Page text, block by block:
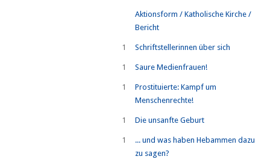
Aktionsform / Katholische Kirche /
Bericht
1 Schriftstellerinnen über sich
1 Saure Medienfrauen!
1
Prostituierte: Kampf um
Menschenrechte!
1 Die unsanfte Geburt
1
... und was haben Hebammen dazu
zu sagen?